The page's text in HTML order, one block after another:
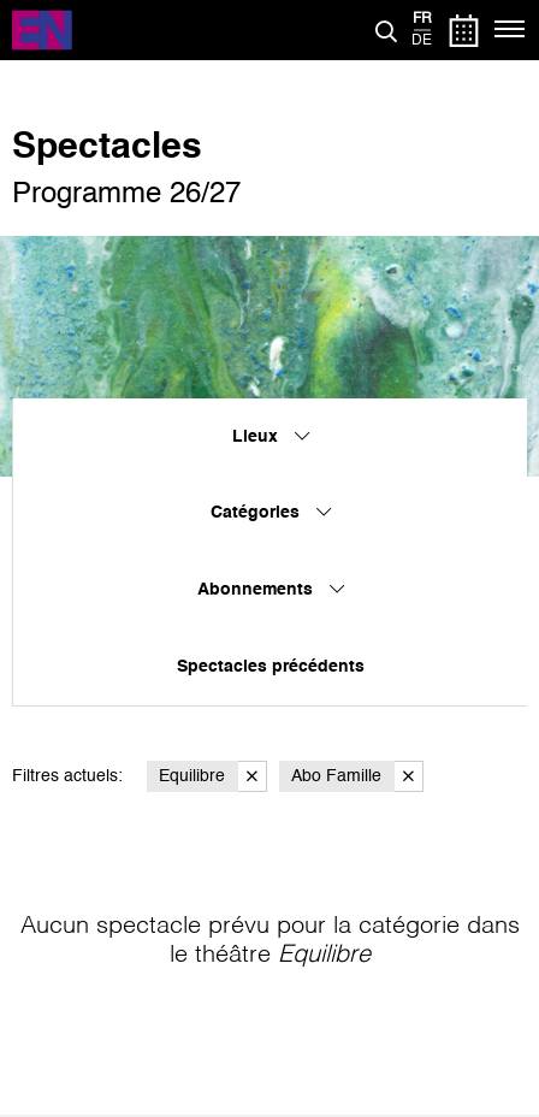
Aller
contenu
FR
DE
Spectacles
Programme 26/27
Lieux
Catégories
Abonnements
Spectacles précédents
Filtres actuels: Equilibre Abo Famille
Aucun spectacle prévu pour la catégorie dans
le théâtre Equilibre